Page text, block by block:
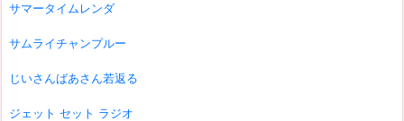
サマータイムレンダ
サムライチャンプルー
じいさんばあさん若返る
ジェット セット ラジオ